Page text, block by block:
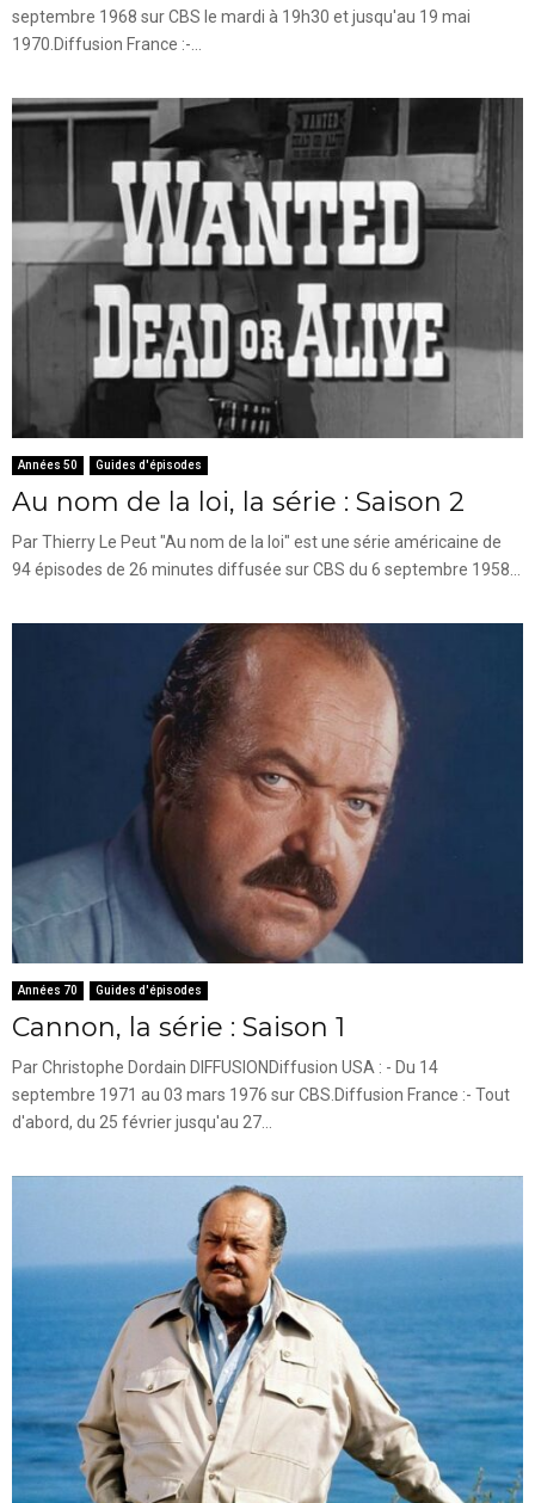
septembre 1968 sur CBS le mardi à 19h30 et jusqu'au 19 mai
1970.Diffusion France :-...
Années 50 Guides d'épisodes
Au nom de la loi, la série : Saison 2
Par Thierry Le Peut "Au nom de la loi" est une série américaine de
94 épisodes de 26 minutes diffusée sur CBS du 6 septembre 1958...
Années 70 Guides d'épisodes
Cannon, la série : Saison 1
Par Christophe Dordain DIFFUSIONDiffusion USA : - Du 14
septembre 1971 au 03 mars 1976 sur CBS.Diffusion France :- Tout
d'abord, du 25 février jusqu'au 27...